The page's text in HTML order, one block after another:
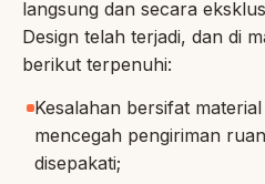
langsung dan secara
Design telah terjadi, dan di
berikut terpenuhi:
Kesalahan bersifat
mencegah pengiriman
disepakati;